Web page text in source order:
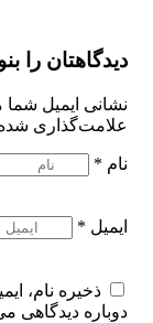
دیدگاهتان را
نشانی ایمیل
علامت‌گذاری
نام *
ایمیل *
ذخیره نام،
دوباره دیدگاهی